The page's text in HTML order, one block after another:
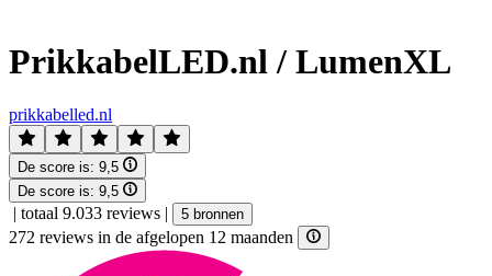
PrikkabelLED.nl / LumenXL
prikkabelled.nl
De score is: 9,5
De score is: 9,5
| totaal 9.033 reviews | 5 bronnen
272 reviews in de afgelopen 12 maanden